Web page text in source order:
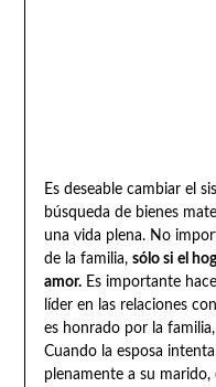
Es deseable cambiar el
búsqueda de bienes
una vida plena. No
de la familia, sólo si el
amor.Es importante
líder en las relaciones
es honrado por la
Cuando la esposa
plenamente a su